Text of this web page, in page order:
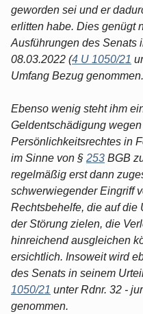
geworden sei und er
erlitten habe. Dies genügt
Ausführungen des Senats
08.03.2022 (4 U 1050/21
Umfang Bezug genommen.
Ebenso wenig steht ihm
Geldentschädigung
Persönlichkeitsrechtes in
im Sinne von § 253 BGB
regelmäßig erst dann
schwerwiegender Eingriff
Rechtsbehelfe, die auf die
der Störung zielen, die
hinreichend ausgleichen
ersichtlich. Insoweit wird
des Senats in seinem
1050/21 unter Rdnr. 32 -
genommen.